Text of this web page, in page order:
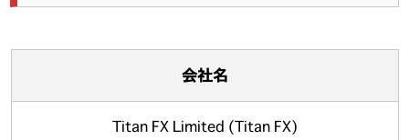
会社名
Titan FX Limited (Titan FX)